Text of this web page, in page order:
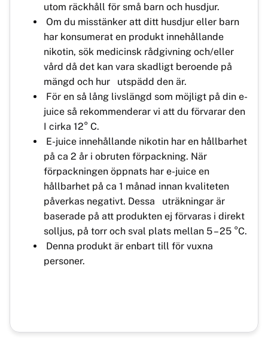
utom räckhåll för små barn och husdjur.
Om du misstänker att ditt husdjur eller barn
har konsumerat en produkt innehållande
nikotin, sök medicinsk rådgivning och/eller
vård då det kan vara skadligt beroende på
mängd och hur utspädd den är.
För en så lång livslängd som möjligt på din e-
juice så rekommenderar vi att du förvarar den
I cirka 12° C.
E-juice innehållande nikotin har en hållbarhet
på ca 2 år i obruten förpackning. När
förpackningen öppnats har e-juice en
hållbarhet på ca 1 månad innan kvaliteten
påverkas negativt. Dessa uträkningar är
baserade på att produkten ej förvaras i direkt
solljus, på torr och sval plats mellan 5 – 25 °C.
Denna produkt är enbart till för vuxna
personer.